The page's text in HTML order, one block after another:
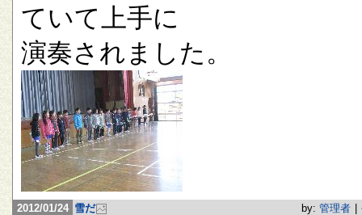
ていて上手に
演奏されました。
2012/01/24 雪だ by: 管理者